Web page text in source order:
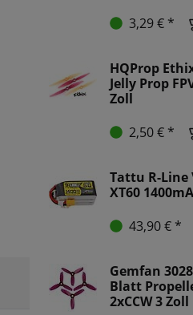
3,29 € *
HQProp
Jelly Prop
Zoll
2,50 € *
Tattu R-Line
XT60
43,90 € *
Gemfan
Blatt
2xCCW 3 Zoll